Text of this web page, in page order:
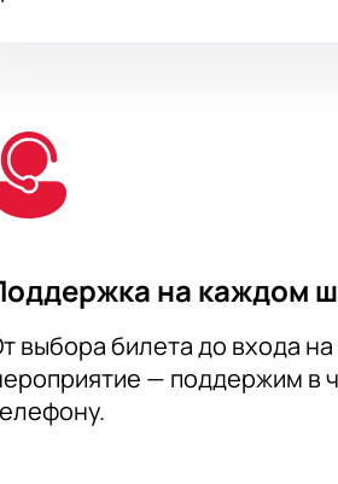
на каждом
выбора билета до входа на
— поддержим в